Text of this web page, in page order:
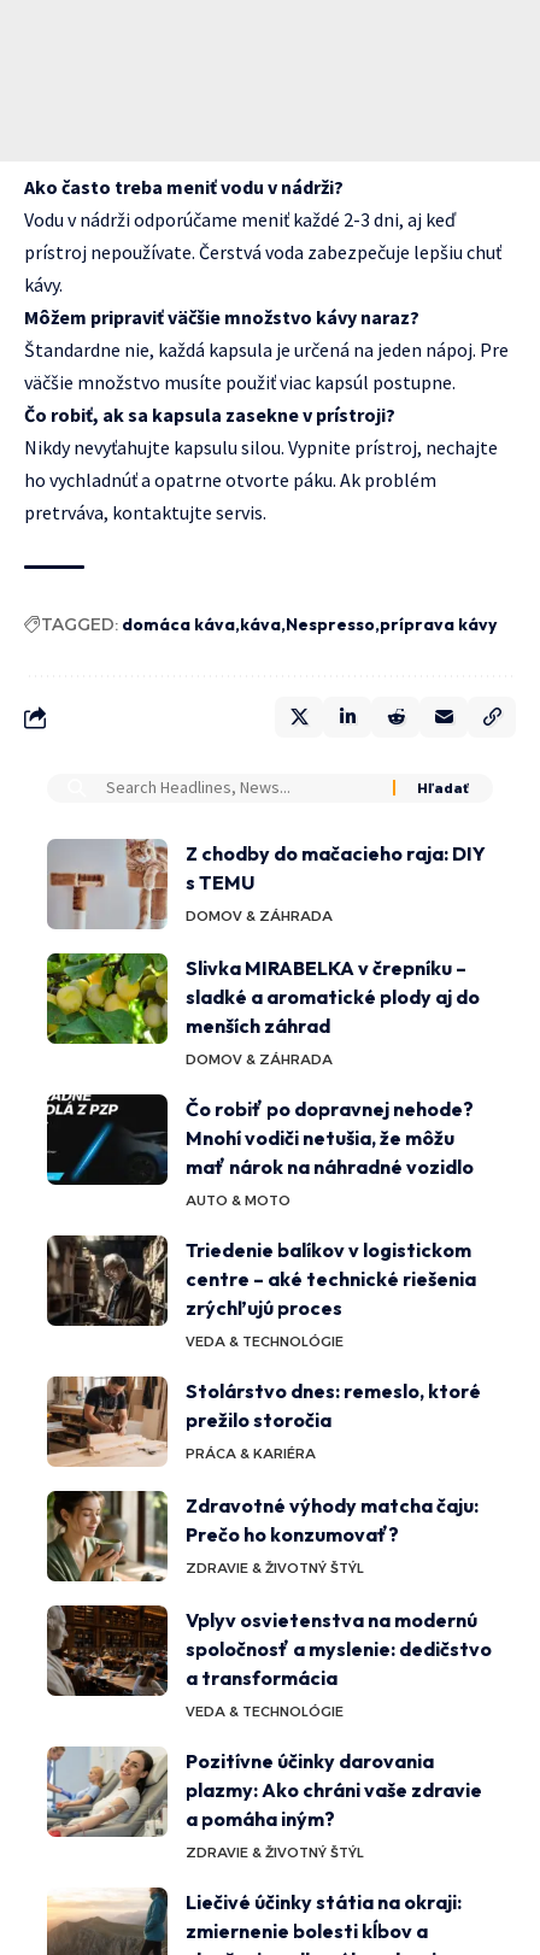
Ako často treba meniť vodu v nádrži?
Vodu v nádrži odporúčame meniť každé 2-3 dni, aj keď
prístroj nepoužívate. Čerstvá voda zabezpečuje lepšiu chuť
kávy.
Môžem pripraviť väčšie množstvo kávy naraz?
Štandardne nie, každá kapsula je určená na jeden nápoj. Pre
väčšie množstvo musíte použiť viac kapsúl postupne.
Čo robiť, ak sa kapsula zasekne v prístroji?
Nikdy nevyťahujte kapsulu silou. Vypnite prístroj, nechajte
ho vychladnúť a opatrne otvorte páku. Ak problém
pretrváva, kontaktujte servis.
TAGGED: domáca káva káva Nespresso príprava kávy
Z chodby do mačacieho raja: DIY
s TEMU
DOMOV & ZÁHRADA
Slivka MIRABELKA v črepníku –
sladké a aromatické plody aj do
menších záhrad
DOMOV & ZÁHRADA
Čo robiť po dopravnej nehode?
Mnohí vodiči netušia, že môžu
mať nárok na náhradné vozidlo
AUTO & MOTO
Triedenie balíkov v logistickom
centre – aké technické riešenia
zrýchľujú proces
VEDA & TECHNOLÓGIE
Stolárstvo dnes: remeslo, ktoré
prežilo storočia
PRÁCA & KARIÉRA
Zdravotné výhody matcha čaju:
Prečo ho konzumovať?
ZDRAVIE & ŽIVOTNÝ ŠTÝL
Vplyv osvietenstva na modernú
spoločnosť a myslenie: dedičstvo
a transformácia
VEDA & TECHNOLÓGIE
Pozitívne účinky darovania
plazmy: Ako chráni vaše zdravie
a pomáha iným?
ZDRAVIE & ŽIVOTNÝ ŠTÝL
Liečivé účinky státia na okraji:
zmiernenie bolesti kĺbov a